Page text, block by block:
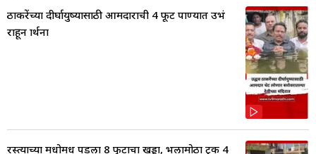
ठाकरेंच्या दीर्घायुष्यासाठी आमदाराची 4 फूट पाण्यात उभं
राहून प्रार्थना
रस्त्याच्या मधोमध पडला 8 फुटाचा खड्डा, भलामोठा ट्रक 4